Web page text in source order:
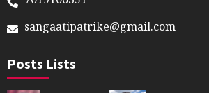
sangaatipatrike@gmail.com
Posts Lists